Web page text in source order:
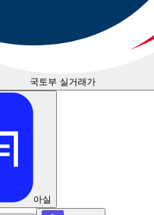
국토부 실거래가
아실